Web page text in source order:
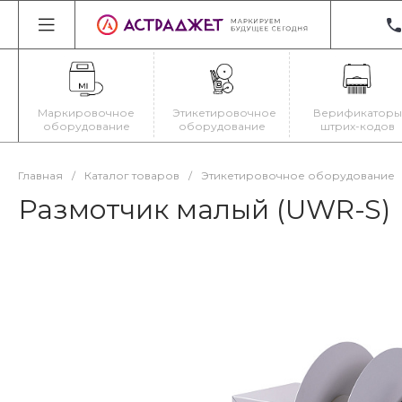
Маркировочное
оборудование
Этикетировочное
оборудование
Верификаторы
штрих-кодов
Главная / Каталог товаров / Этикетировочное оборудование
Размотчик малый (UWR-S)